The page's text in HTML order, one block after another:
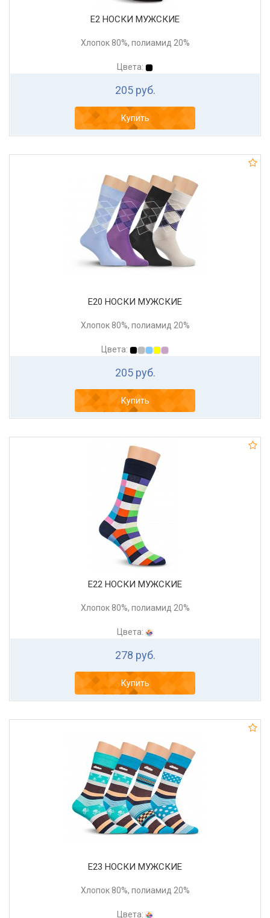
Е2 НОСКИ МУЖСКИЕ
Хлопок 80%, полиамид 20%
Цвета:
205 руб.
Купить
Е20 НОСКИ МУЖСКИЕ
Хлопок 80%, полиамид 20%
Цвета:
205 руб.
Купить
Е22 НОСКИ МУЖСКИЕ
Хлопок 80%, полиамид 20%
Цвета:
278 руб.
Купить
Е23 НОСКИ МУЖСКИЕ
Хлопок 80%, полиамид 20%
Цвета: